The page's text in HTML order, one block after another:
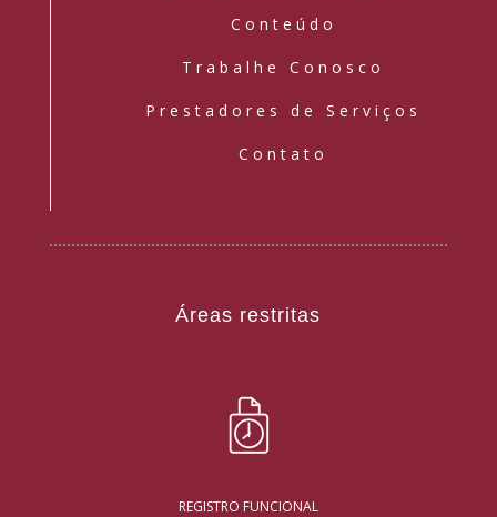
Conteúdo
Trabalhe Conosco
Prestadores de Serviços
Contato
Áreas restritas
REGISTRO FUNCIONAL